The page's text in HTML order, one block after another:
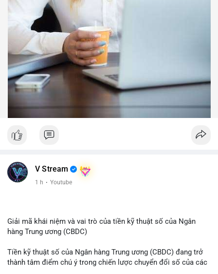
V Stream
1 h · Youtube
Giải mã khái niệm và vai trò của tiền kỹ thuật số của Ngân
hàng Trung ương (CBDC)
Tiền kỹ thuật số của Ngân hàng Trung ương (CBDC) đang trở
thành tâm điểm chú ý trong chiến lược chuyển đổi số của các